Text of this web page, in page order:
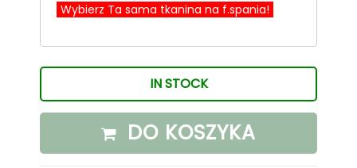
Wybierz Ta sama tkanina na f.spania!
IN STOCK
DO KOSZYKA